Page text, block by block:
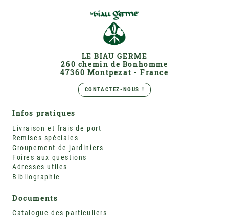
LE BIAU GERME
260 chemin de Bonhomme
47360 Montpezat - France
CONTACTEZ-NOUS !
Infos pratiques
Livraison et frais de port
Remises spéciales
Groupement de jardiniers
Foires aux questions
Adresses utiles
Bibliographie
Documents
Catalogue des particuliers